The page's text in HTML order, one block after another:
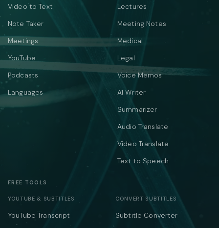
Video to Text
Note Taker
Meetings
YouTube
Podcasts
Languages
Lectures
Meeting Notes
Medical
Legal
Voice Memos
AI Writer
Summarizer
Audio Translate
Video Translate
Text to Speech
FREE TOOLS
YOUTUBE & SUBTITLES
YouTube Transcript
CONVERT SUBTITLES
Subtitle Converter